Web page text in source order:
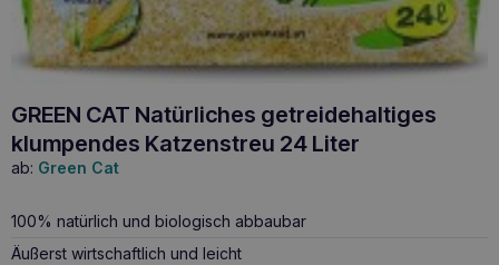
GREEN CAT Natürliches getreidehaltiges
klumpendes Katzenstreu 24 Liter
ab: Green Cat
100% natürlich und biologisch abbaubar
Äußerst wirtschaftlich und leicht